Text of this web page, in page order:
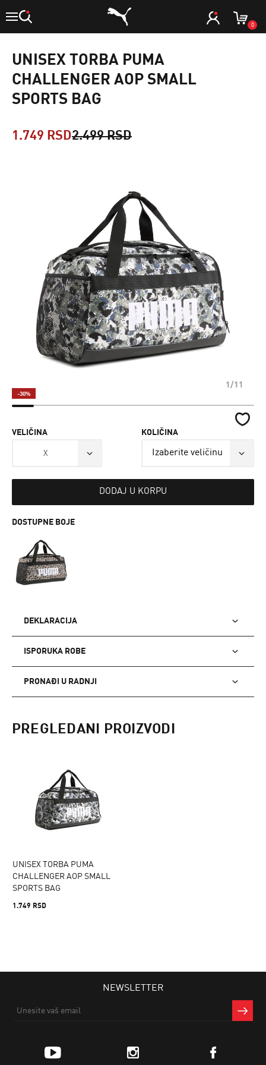
0
UNISEX TORBA PUMA
CHALLENGER AOP SMALL
SPORTS BAG
1.749 RSD2.499 RSD
1/11
-30%
VELIČINA
X
KOLIČINA
DODAJ U KORPU
DOSTUPNE BOJE
DEKLARACIJA
ISPORUKA ROBE
PRONAĐI U RADNJI
PREGLEDANI PROIZVODI
UNISEX TORBA PUMA
CHALLENGER AOP SMALL
SPORTS BAG
1.749 RSD
NEWSLETTER